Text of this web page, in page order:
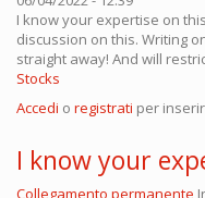
I know your expertise on
discussion on this. Writing
straight away! And will
Stocks
Accedi o registrati per
I know your
Collegamento permanente